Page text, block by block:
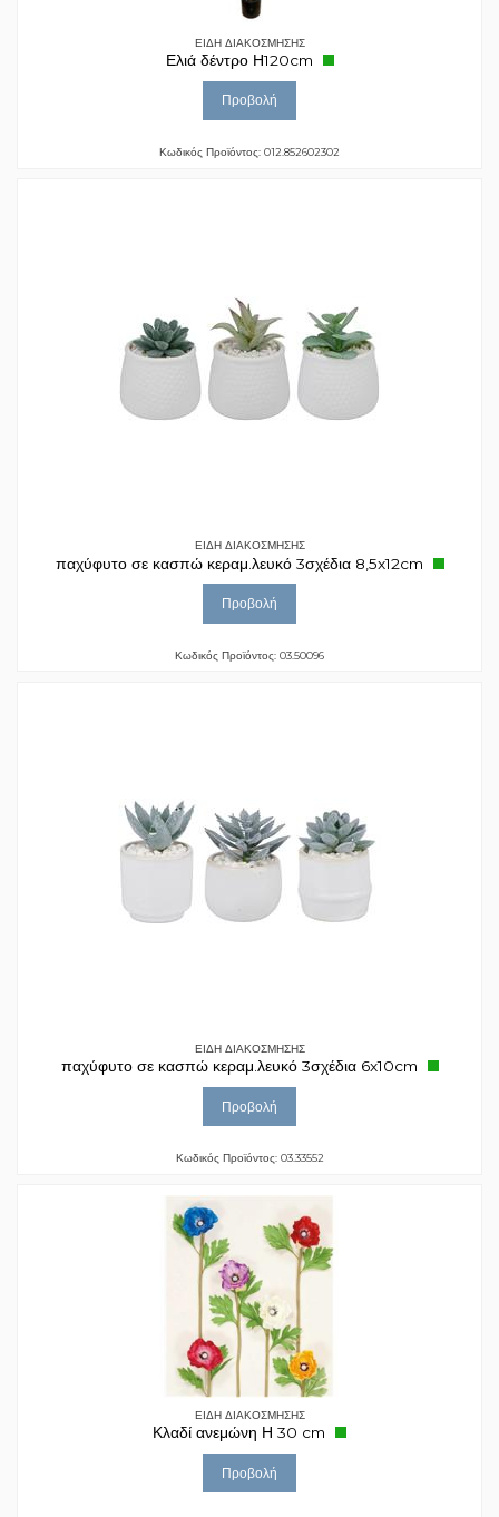
ΕΙΔΗ ΔΙΑΚΟΣΜΗΣΗΣ
Ελιά δέντρο Η120cm
Προβολή
Κωδικός Προϊόντος: 012.852602302
ΕΙΔΗ ΔΙΑΚΟΣΜΗΣΗΣ
παχύφυτο σε κασπώ κεραμ.λευκό 3σχέδια 8,5x12cm
Προβολή
Κωδικός Προϊόντος: 03.50096
ΕΙΔΗ ΔΙΑΚΟΣΜΗΣΗΣ
παχύφυτο σε κασπώ κεραμ.λευκό 3σχέδια 6x10cm
Προβολή
Κωδικός Προϊόντος: 03.33552
ΕΙΔΗ ΔΙΑΚΟΣΜΗΣΗΣ
Κλαδί ανεμώνη Η 30 cm
Προβολή